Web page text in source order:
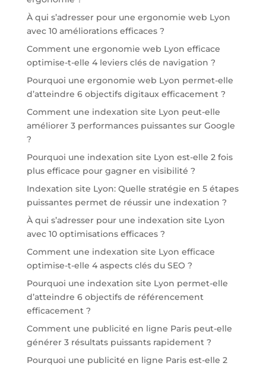
À qui s’adresser pour une ergonomie web Lyon
avec 10 améliorations efficaces ?
Comment une ergonomie web Lyon efficace
optimise-t-elle 4 leviers clés de navigation ?
Pourquoi une ergonomie web Lyon permet-elle
d’atteindre 6 objectifs digitaux efficacement ?
Comment une indexation site Lyon peut-elle
améliorer 3 performances puissantes sur Google
?
Pourquoi une indexation site Lyon est-elle 2 fois
plus efficace pour gagner en visibilité ?
Indexation site Lyon: Quelle stratégie en 5 étapes
puissantes permet de réussir une indexation ?
À qui s’adresser pour une indexation site Lyon
avec 10 optimisations efficaces ?
Comment une indexation site Lyon efficace
optimise-t-elle 4 aspects clés du SEO ?
Pourquoi une indexation site Lyon permet-elle
d’atteindre 6 objectifs de référencement
efficacement ?
Comment une publicité en ligne Paris peut-elle
générer 3 résultats puissants rapidement ?
Pourquoi une publicité en ligne Paris est-elle 2